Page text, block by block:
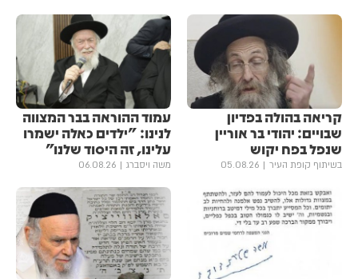
קריאה בהולה בפדיון
שבויים: יהודי בר אוריין
שנפל בפח יקוש
בשיתוף קופת העיר 05.08.26
עמוד ההוראה בבר המצווה
לנינו: "ילדים כאלה ישמרו
עלינו, זה היסוד שלנו"
משה ויסברג 06.08.26